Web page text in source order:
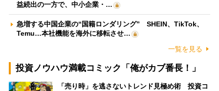
益続出の一方で、中小企業・…
急増する中国企業の“国籍ロンダリング” SHEIN、TikTok、
Temu…本社機能を海外に移転させ…
一覧を見る
投資ノウハウ満載コミック「俺がカブ番長！」
「売り時」を逃さないトレンド見極め術 投資コ